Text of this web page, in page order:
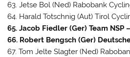
63. Jetse Bol (Ned) Rabobank
64. Harald Totschnig (Aut) Tirol
65. Jacob Fiedler (Ger) Team NSP
66. Robert Bengsch (Ger)
67. Tom Jelte Slagter (Ned)